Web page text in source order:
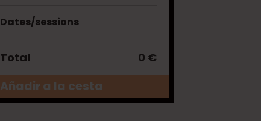
Dates/sessions
Total 0 €
Añadir a la cesta